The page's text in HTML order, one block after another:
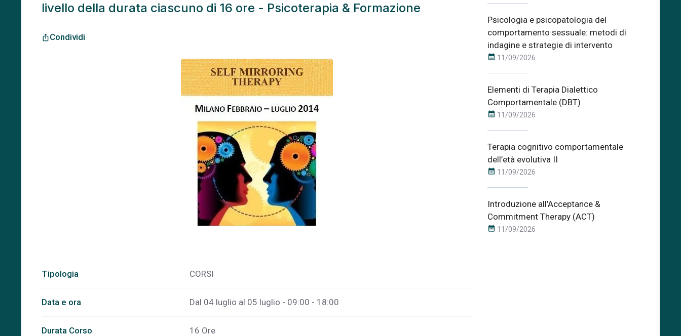
livello della durata ciascuno di 16 ore - Psicoterapia & Formazione
ios_shareCondividi
Tipologia CORSI
Data e ora Dal 04 luglio al 05 luglio - 09:00 - 18:00
Durata Corso 16 Ore
Psicologia e psicopatologia del
comportamento sessuale: metodi di
indagine e strategie di intervento
calendar_month 11/09/2026
Elementi di Terapia Dialettico
Comportamentale (DBT)
calendar_month 11/09/2026
Terapia cognitivo comportamentale
dell’età evolutiva II
calendar_month 11/09/2026
Introduzione all’Acceptance &
Commitment Therapy (ACT)
calendar_month 11/09/2026